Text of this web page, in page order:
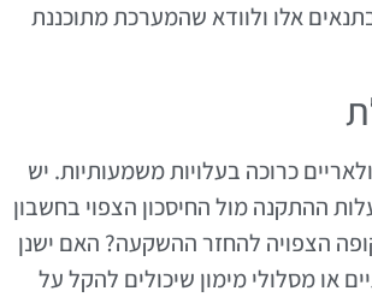
אלו ולוודא שהמערכת מתוכננת
כרוכה בעלויות משמעותיות. יש
ההתקנה מול החיסכון הצפוי בחשבון
הצפויה להחזר ההשקעה? האם ישנן
או מסלולי מימון שיכולים להקל על